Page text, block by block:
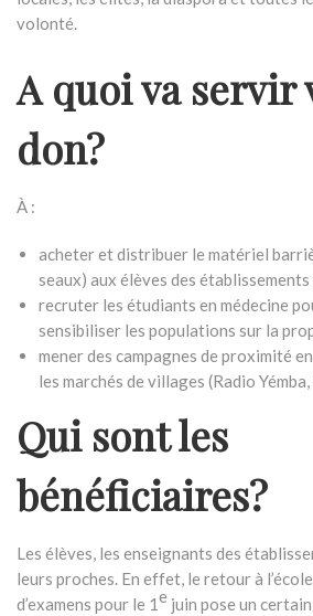
volonté.
A quoi va servir
don?
À :
acheter et distribuer le matériel
seaux) aux élèves des
recruter les étudiants en médecine
sensibiliser les populations sur la
mener des campagnes de proximité
les marchés de villages (Radio
Qui sont les
bénéficiaires?
Les élèves, les enseignants des
leurs proches. En effet, le retour à
d’examens pour le 1e juin pose un